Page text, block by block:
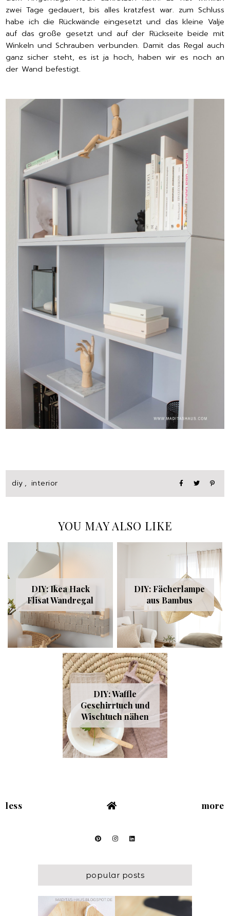
zwei Tage gedauert, bis alles kratzfest war. zum Schluss
habe ich die Rückwände eingesetzt und das kleine Valje
auf das große gesetzt und auf der Rückseite beide mit
Winkeln und Schrauben verbunden. Damit das Regal auch
ganz sicher steht, es ist ja hoch, haben wir es noch an
der Wand befestigt.
diy, interior
YOU MAY ALSO LIKE
DIY: Ikea Hack
Flisat Wandregal
DIY: Fächerlampe
aus Bambus
DIY: Waffle
Geschirrtuch und
Wischtuch nähen
less more
popular posts